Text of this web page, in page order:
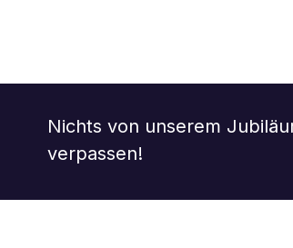
Nichts von unserem
verpassen!